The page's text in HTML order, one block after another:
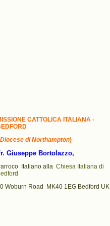
CATTOLICA ITALIANA -
Diocese diNorthampton)
Giuseppe Bortolazzo,
Italiano alla Chiesa Italiana di
Woburn Road MK40 1EG Bedford UK